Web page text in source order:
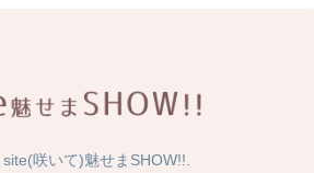
咲いて)魅せまSHOW!!.